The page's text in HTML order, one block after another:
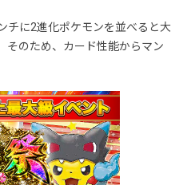
チに2進化ポケモンを並べると大
そのため、カード性能からマン